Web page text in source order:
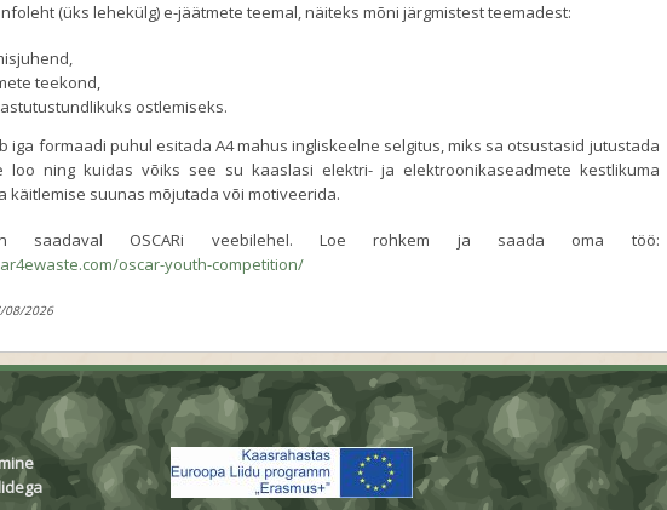
(üks lehekülg) e-jäätmete teemal, näiteks mõni järgmistest teemadest:
teekond,
ostlemiseks.
iga formaadi puhul esitada A4 mahus ingliskeelne selgitus, miks sa otsustasid jutustada
loo ning kuidas võiks see su kaaslasi elektri- ja elektroonikaseadmete kestlikuma
käitlemise suunas mõjutada või motiveerida.
saadaval OSCARi veebilehel. Loe rohkem ja saada oma töö:
oscar-youth-competition/
08/2026